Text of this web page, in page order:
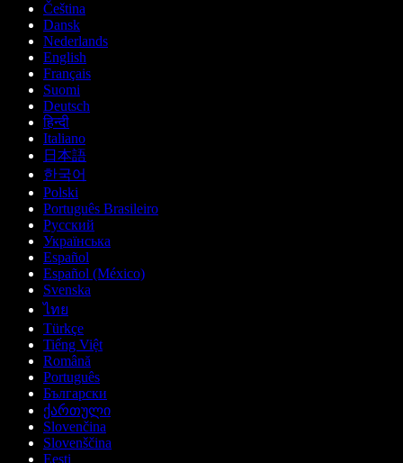
Čeština
Dansk
Nederlands
English
Français
Suomi
Deutsch
हिन्दी
Italiano
日本語
한국어
Polski
Português Brasileiro
Русский
Українська
Español
Español (México)
Svenska
ไทย
Türkçe
Tiếng Việt
Română
Português
Български
ქართული
Slovenčina
Slovenščina
Eesti